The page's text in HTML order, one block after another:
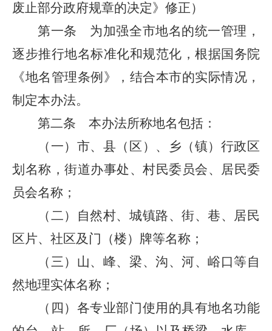
废止部分政府规章的决定》修正）
第一条 为加强全市地名的统一管理，
逐步推行地名标准化和规范化，根据国务院
《地名管理条例》，结合本市的实际情况，
制定本办法。
第二条 本办法所称地名包括：
（一）市、县（区）、乡（镇）行政区
划名称，街道办事处、村民委员会、居民委
员会名称；
（二）自然村、城镇路、街、巷、居民
区片、社区及门（楼）牌等名称；
（三）山、峰、梁、沟、河、峪口等自
然地理实体名称；
（四）各专业部门使用的具有地名功能